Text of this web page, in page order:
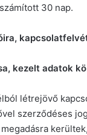
30 nap.
kezelt adatok
létrejövő
szerződéses